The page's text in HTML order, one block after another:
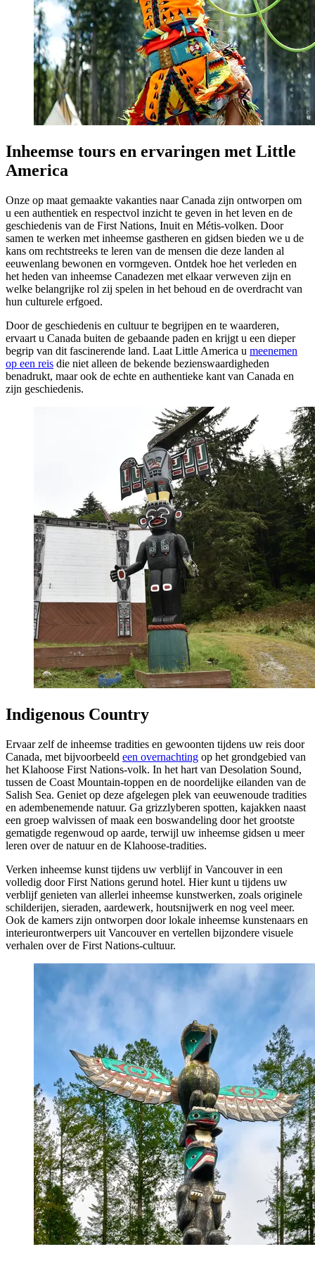
Inheemse tours en ervaringen met Little
America
Onze op maat gemaakte vakanties naar Canada zijn ontworpen om
u een authentiek en respectvol inzicht te geven in het leven en de
geschiedenis van de First Nations, Inuit en Métis-volken. Door
samen te werken met inheemse gastheren en gidsen bieden we u de
kans om rechtstreeks te leren van de mensen die deze landen al
eeuwenlang bewonen en vormgeven. Ontdek hoe het verleden en
het heden van inheemse Canadezen met elkaar verweven zijn en
welke belangrijke rol zij spelen in het behoud en de overdracht van
hun culturele erfgoed.
Door de geschiedenis en cultuur te begrijpen en te waarderen,
ervaart u Canada buiten de gebaande paden en krijgt u een dieper
begrip van dit fascinerende land. Laat Little America u meenemen
op een reis die niet alleen de bekende bezienswaardigheden
benadrukt, maar ook de echte en authentieke kant van Canada en
zijn geschiedenis.
Indigenous Country
Ervaar zelf de inheemse tradities en gewoonten tijdens uw reis door
Canada, met bijvoorbeeld een overnachting op het grondgebied van
het Klahoose First Nations-volk. In het hart van Desolation Sound,
tussen de Coast Mountain-toppen en de noordelijke eilanden van de
Salish Sea. Geniet op deze afgelegen plek van eeuwenoude tradities
en adembenemende natuur. Ga grizzlyberen spotten, kajakken naast
een groep walvissen of maak een boswandeling door het grootste
gematigde regenwoud op aarde, terwijl uw inheemse gidsen u meer
leren over de natuur en de Klahoose-tradities.
Verken inheemse kunst tijdens uw verblijf in Vancouver in een
volledig door First Nations gerund hotel. Hier kunt u tijdens uw
verblijf genieten van allerlei inheemse kunstwerken, zoals originele
schilderijen, sieraden, aardewerk, houtsnijwerk en nog veel meer.
Ook de kamers zijn ontworpen door lokale inheemse kunstenaars en
interieurontwerpers uit Vancouver en vertellen bijzondere visuele
verhalen over de First Nations-cultuur.